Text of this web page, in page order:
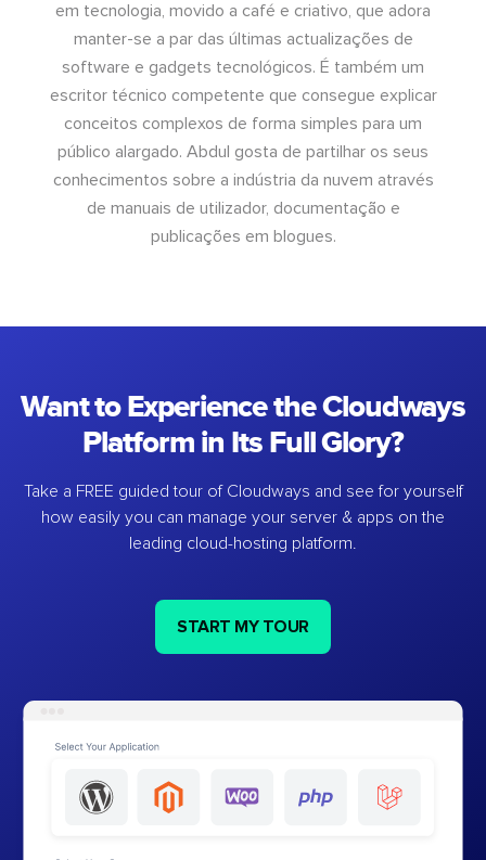
em tecnologia, movido a café e criativo, que adora
manter-se a par das últimas actualizações de
software e gadgets tecnológicos. É também um
escritor técnico competente que consegue explicar
conceitos complexos de forma simples para um
público alargado. Abdul gosta de partilhar os seus
conhecimentos sobre a indústria da nuvem através
de manuais de utilizador, documentação e
publicações em blogues.
Want to Experience the Cloudways
Platform in Its Full Glory?
Take a FREE guided tour of Cloudways and see for yourself
how easily you can manage your server & apps on the
leading cloud-hosting platform.
START MY TOUR